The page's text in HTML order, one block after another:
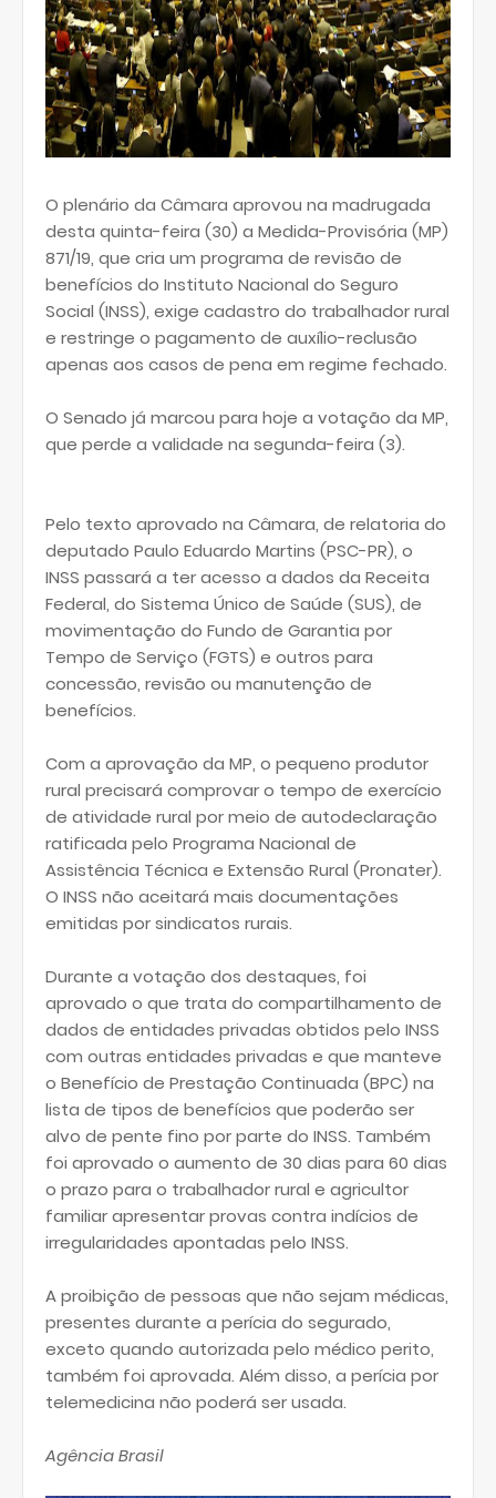
O plenário da Câmara aprovou na madrugada
desta quinta-feira (30) a Medida-Provisória (MP)
871/19, que cria um programa de revisão de
benefícios do Instituto Nacional do Seguro
Social (INSS), exige cadastro do trabalhador rural
e restringe o pagamento de auxílio-reclusão
apenas aos casos de pena em regime fechado.
O Senado já marcou para hoje a votação da MP,
que perde a validade na segunda-feira (3).
Pelo texto aprovado na Câmara, de relatoria do
deputado Paulo Eduardo Martins (PSC-PR), o
INSS passará a ter acesso a dados da Receita
Federal, do Sistema Único de Saúde (SUS), de
movimentação do Fundo de Garantia por
Tempo de Serviço (FGTS) e outros para
concessão, revisão ou manutenção de
benefícios.
Com a aprovação da MP, o pequeno produtor
rural precisará comprovar o tempo de exercício
de atividade rural por meio de autodeclaração
ratificada pelo Programa Nacional de
Assistência Técnica e Extensão Rural (Pronater).
O INSS não aceitará mais documentações
emitidas por sindicatos rurais.
Durante a votação dos destaques, foi
aprovado o que trata do compartilhamento de
dados de entidades privadas obtidos pelo INSS
com outras entidades privadas e que manteve
o Benefício de Prestação Continuada (BPC) na
lista de tipos de benefícios que poderão ser
alvo de pente fino por parte do INSS. Também
foi aprovado o aumento de 30 dias para 60 dias
o prazo para o trabalhador rural e agricultor
familiar apresentar provas contra indícios de
irregularidades apontadas pelo INSS.
A proibição de pessoas que não sejam médicas,
presentes durante a perícia do segurado,
exceto quando autorizada pelo médico perito,
também foi aprovada. Além disso, a perícia por
telemedicina não poderá ser usada.
Agência Brasil